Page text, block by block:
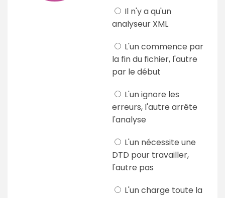
Il n'y a qu'un
analyseur XML
L'un commence par
la fin du fichier, l'autre
par le début
L'un ignore les
erreurs, l'autre arrête
l'analyse
L'un nécessite une
DTD pour travailler,
l'autre pas
L'un charge toute la